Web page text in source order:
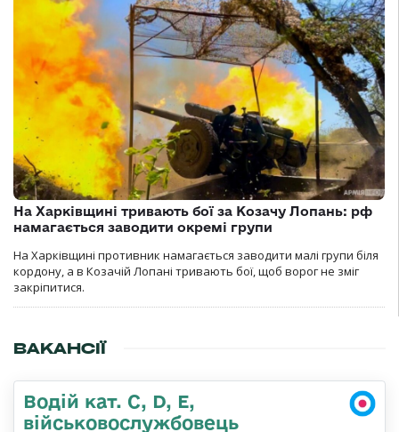
На Харківщині тривають бої за Козачу Лопань: рф
намагається заводити окремі групи
На Харківщині противник намагається заводити малі групи біля
кордону, а в Козачій Лопані тривають бої, щоб ворог не зміг
закріпитися.
ВАКАНСІЇ
Водій кат. С, D, Е,
військовослужбовець